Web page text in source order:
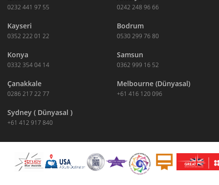
0232 441 97 55 0242 248 96 66
Kayseri
0352 222 01 22
Bodrum
0530 299 76 80
Konya
0332 354 04 14
Samsun
0362 999 16 52
Çanakkale
0286 217 22 77
Melbourne (Dünyasal)
+61 416 120 096
Sydney ( Dünyasal )
+61 412 917 840